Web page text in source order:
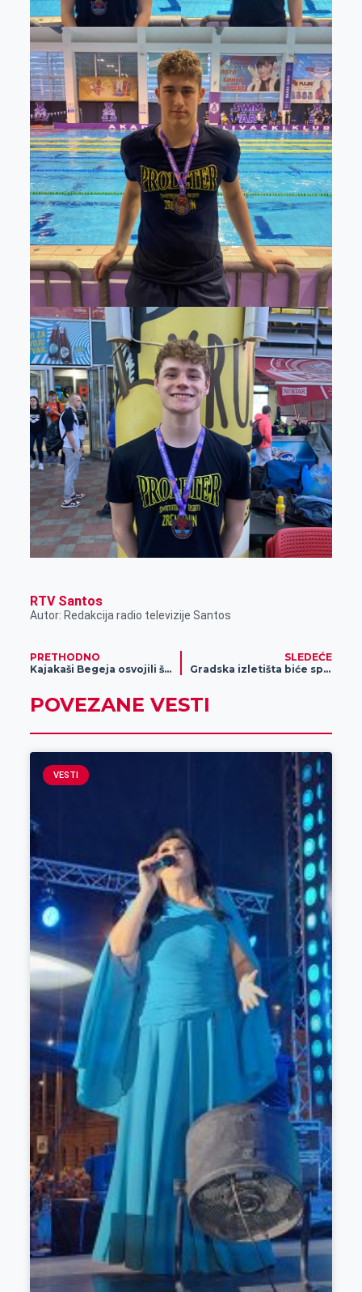
RTV Santos
Autor: Redakcija radio televizije Santos
PRETHODNO
Kajakaši Begeja osvojili šesnaest medalja u Borči
SLEDEĆE
Gradska izletišta biće spremna za posetioce tokom prvomajskih praznika
POVEZANE VESTI
VESTI